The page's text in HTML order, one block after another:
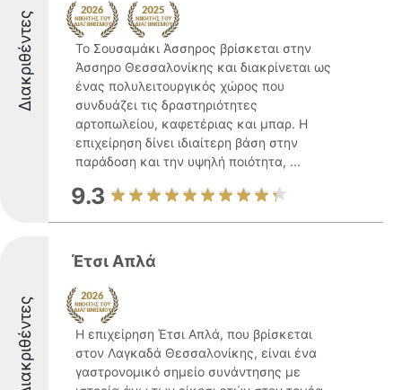
Διακριθέντες
Το Σουσαμάκι Άσσηρος βρίσκεται στην
Άσσηρο Θεσσαλονίκης και διακρίνεται ως
ένας πολυλειτουργικός χώρος που
συνδυάζει τις δραστηριότητες
αρτοπωλείου, καφετέριας και μπαρ. Η
επιχείρηση δίνει ιδιαίτερη βάση στην
παράδοση και την υψηλή ποιότητα, ...
9.3
Διακριθέντες
Έτσι Απλά
Η επιχείρηση Έτσι Απλά, που βρίσκεται
στον Λαγκαδά Θεσσαλονίκης, είναι ένα
γαστρονομικό σημείο συνάντησης με